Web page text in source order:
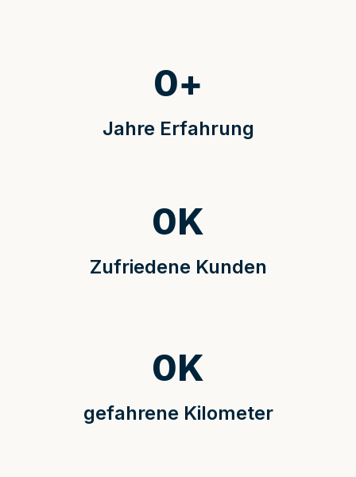
Jahre Erfahrung
0+
Zufriedene Kunden
0K
gefahrene Kilometer
0K